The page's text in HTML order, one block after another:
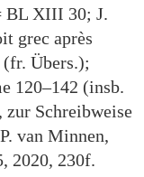
BL XIII 30; J.
grec après
Übers.);
120–142 (insb.
Schreibweise
van Minnen,
2020, 230f.